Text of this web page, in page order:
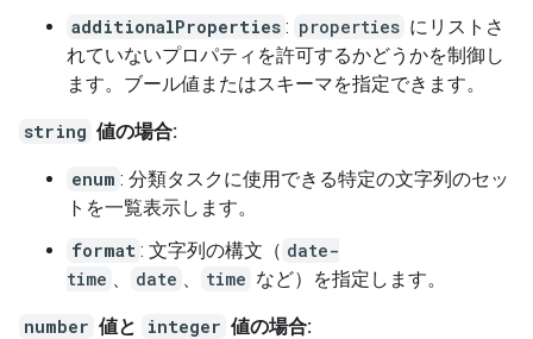
additionalProperties : properties にリストさ
れていないプロパティを許可するかどうかを制御し
ます。ブール値またはスキーマを指定できます。
string 値の場合:
enum : 分類タスクに使用できる特定の文字列のセッ
トを一覧表示します。
format : 文字列の構文（ date-
time 、 date 、 time など）を指定します。
number 値と integer 値の場合: